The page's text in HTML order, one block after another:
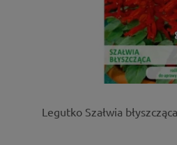
Legutko Szałwia